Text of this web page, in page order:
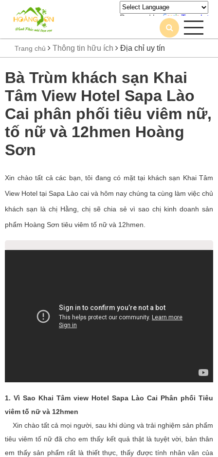
Powered by Translate
Trang chủ Thông tin hữu ích Địa chỉ uy tín
Bà Trùm khách sạn Khai
Tâm View Hotel Sapa Lào
Cai phân phối tiêu viêm nữ,
tố nữ và 12hmen Hoàng
Sơn
Xin chào tất cả các bạn, tôi đang có mặt tại khách sạn Khai Tâm
View Hotel tại Sapa Lào cai và hôm nay chúng ta cùng làm việc chủ
khách sạn là chị Hằng, chị sẽ chia sẻ vì sao chị kinh doanh sản
phẩm Hoàng Sơn tiêu viêm tố nữ và 12hmen.
1. Vì Sao Khai Tâm view Hotel Sapa Lào Cai Phân phối Tiêu
viêm tố nữ và 12hmen
Xin chào tất cả mọi người, sau khi dùng và trải nghiệm sản phẩm
tiêu viêm tố nữ đã cho em thấy kết quả thật là tuyệt vời, bản thân
em thấy sản phẩm rất là thiết thực, thấy được tính nhân văn của